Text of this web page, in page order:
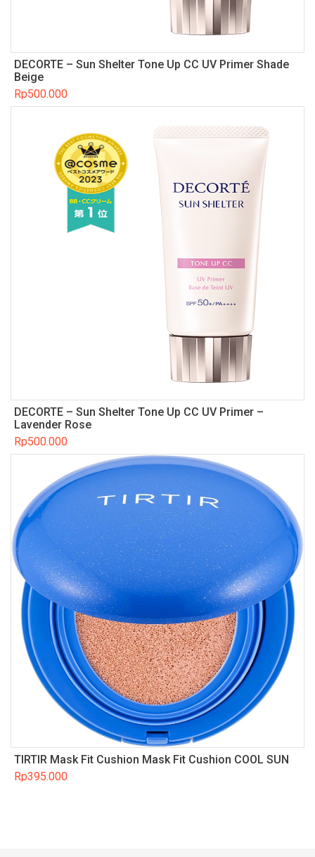
DECORTE – Sun Shelter Tone Up CC UV Primer Shade
Beige
Rp500.000
DECORTE – Sun Shelter Tone Up CC UV Primer –
Lavender Rose
Rp500.000
TIRTIR Mask Fit Cushion Mask Fit Cushion COOL SUN
Rp395.000